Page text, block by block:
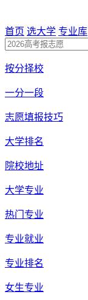
首页 选大学 专业库
按分择校
一分一段
志愿填报技巧
大学排名
院校地址
大学专业
热门专业
专业就业
专业排名
女生专业